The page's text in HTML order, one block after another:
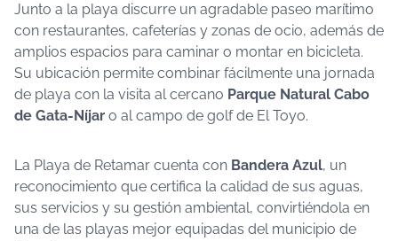
Junto a la playa discurre un agradable paseo marítimo
con restaurantes, cafeterías y zonas de ocio, además de
amplios espacios para caminar o montar en bicicleta.
Su ubicación permite combinar fácilmente una jornada
de playa con la visita al cercano Parque Natural Cabo
de Gata-Níjar o al campo de golf de El Toyo.
La Playa de Retamar cuenta con Bandera Azul, un
reconocimiento que certifica la calidad de sus aguas,
sus servicios y su gestión ambiental, convirtiéndola en
una de las playas mejor equipadas del municipio de